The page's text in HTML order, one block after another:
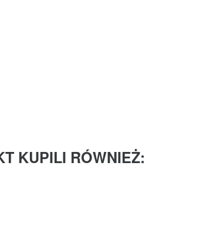
KUPILI RÓWNIEŻ: